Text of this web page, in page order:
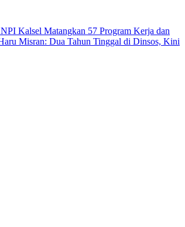
Kalsel Matangkan 57 Program Kerja dan
Misran: Dua Tahun Tinggal di Dinsos, Kini